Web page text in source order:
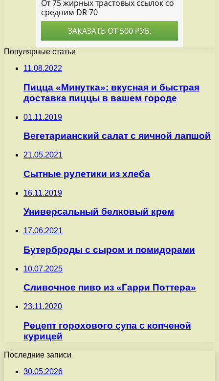
Популярные статьи
11.08.2022
Пицца «Минутка»: вкусная и быстрая
доставка пиццы в вашем городе
01.11.2019
Вегетарианский салат с яичной лапшой
21.05.2021
Сытные рулетики из хлеба
16.11.2019
Универсальный белковый крем
17.06.2021
Бутерброды с сыром и помидорами
10.07.2025
Сливочное пиво из «Гарри Поттера»
23.11.2020
Рецепт горохового супа с копченой
курицей
Последние записи
30.05.2026